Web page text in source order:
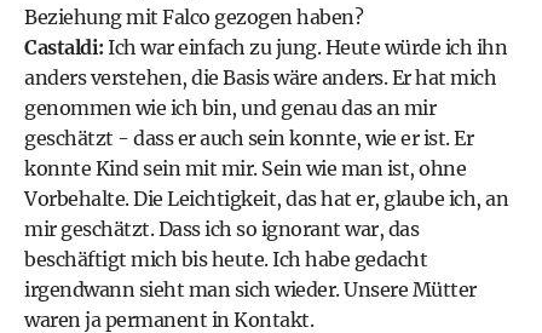
Beziehung mit Falco gezogen haben?
Castaldi: Ich war einfach zu jung. Heute würde ich ihn
anders verstehen, die Basis wäre anders. Er hat mich
genommen wie ich bin, und genau das an mir
geschätzt - dass er auch sein konnte, wie er ist. Er
konnte Kind sein mit mir. Sein wie man ist, ohne
Vorbehalte. Die Leichtigkeit, das hat er, glaube ich, an
mir geschätzt. Dass ich so ignorant war, das
beschäftigt mich bis heute. Ich habe gedacht
irgendwann sieht man sich wieder. Unsere Mütter
waren ja permanent in Kontakt.